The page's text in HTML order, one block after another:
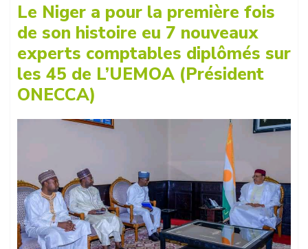
Le Niger a pour la première fois
de son histoire eu 7 nouveaux
experts comptables diplômés sur
les 45 de L’UEMOA (Président
ONECCA)